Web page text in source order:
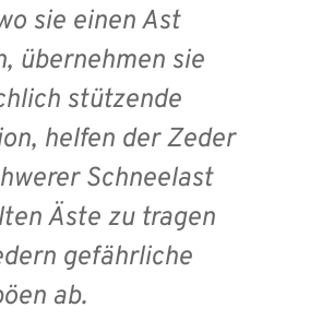
sie einen Ast
übernehmen sie
stützende
helfen der Zeder
Schneelast
Äste zu tragen
gefährliche
ab.